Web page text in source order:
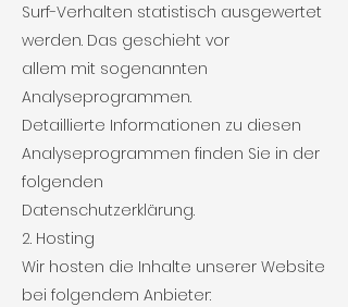
Surf-Verhalten statistisch ausgewertet
werden. Das geschieht vor
allem mit sogenannten
Analyseprogrammen.
Detaillierte Informationen zu diesen
Analyseprogrammen finden Sie in der
folgenden
Datenschutzerklärung.
2. Hosting
Wir hosten die Inhalte unserer Website
bei folgendem Anbieter: